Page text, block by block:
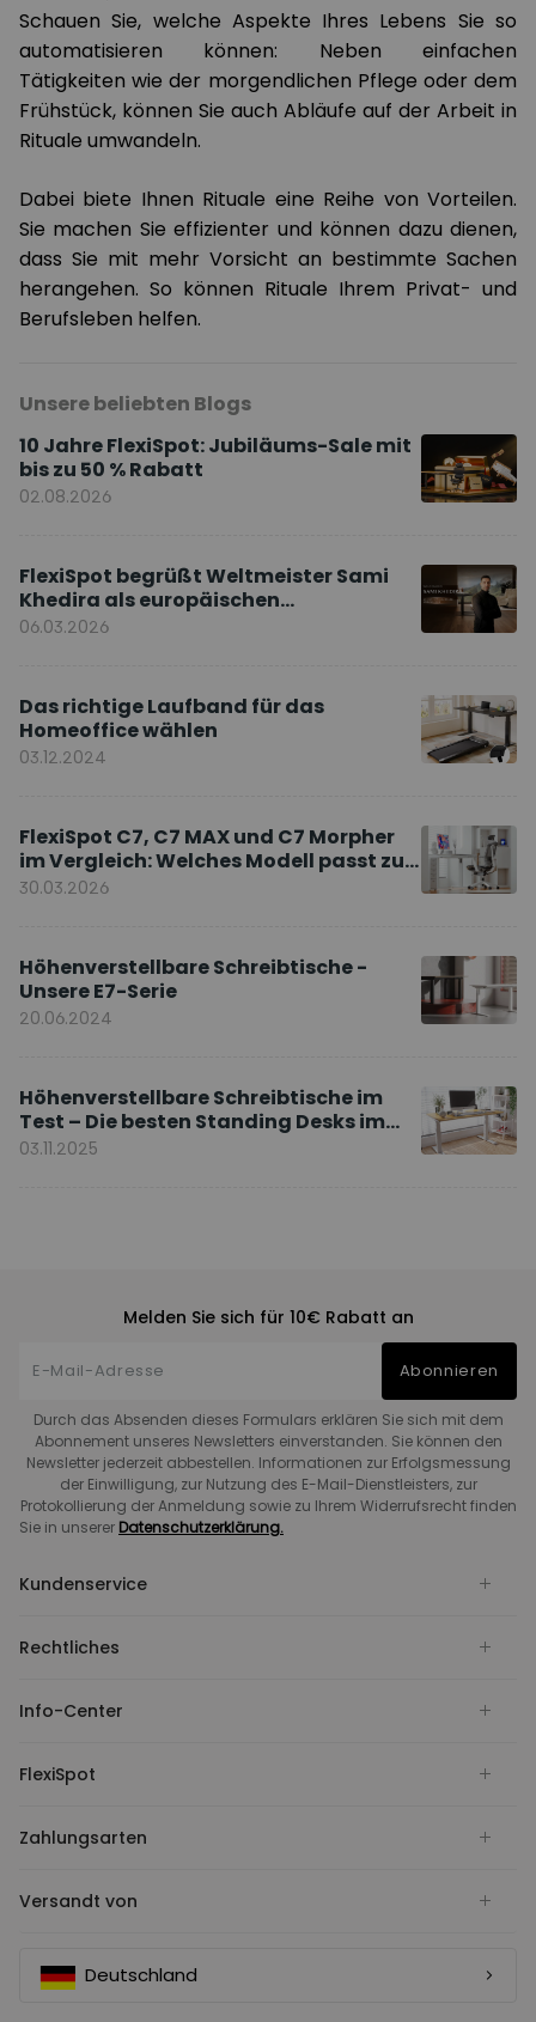
Schauen Sie, welche Aspekte Ihres Lebens Sie so
automatisieren können: Neben einfachen
Tätigkeiten wie der morgendlichen Pflege oder dem
Frühstück, können Sie auch Abläufe auf der Arbeit in
Rituale umwandeln.
Dabei biete Ihnen Rituale eine Reihe von Vorteilen.
Sie machen Sie effizienter und können dazu dienen,
dass Sie mit mehr Vorsicht an bestimmte Sachen
herangehen. So können Rituale Ihrem Privat- und
Berufsleben helfen.
Unsere beliebten Blogs
10 Jahre FlexiSpot: Jubiläums-Sale mit
bis zu 50 % Rabatt
02.08.2026
FlexiSpot begrüßt Weltmeister Sami
Khedira als europäischen
Markenbotschafter
06.03.2026
Das richtige Laufband für das
Homeoffice wählen
03.12.2024
FlexiSpot C7, C7 MAX und C7 Morpher
im Vergleich: Welches Modell passt zu
Ihnen?
30.03.2026
Höhenverstellbare Schreibtische -
Unsere E7-Serie
20.06.2024
Höhenverstellbare Schreibtische im
Test – Die besten Standing Desks im
Vergleich
03.11.2025
Melden Sie sich für 10€ Rabatt an
Abonnieren
Durch das Absenden dieses Formulars erklären Sie sich mit dem
Abonnement unseres Newsletters einverstanden. Sie können den
Newsletter jederzeit abbestellen. Informationen zur Erfolgsmessung
der Einwilligung, zur Nutzung des E-Mail-Dienstleisters, zur
Protokollierung der Anmeldung sowie zu Ihrem Widerrufsrecht finden
Sie in unserer Datenschutzerklärung.
Kundenservice
Rechtliches
Info-Center
FlexiSpot
Zahlungsarten
Versandt von
Deutschland